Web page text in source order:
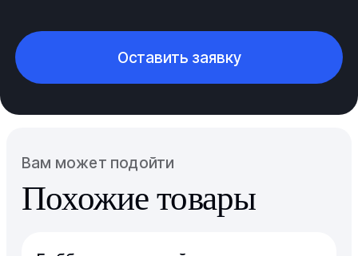
Оставить заявку
Вам может подойти
Похожие товары